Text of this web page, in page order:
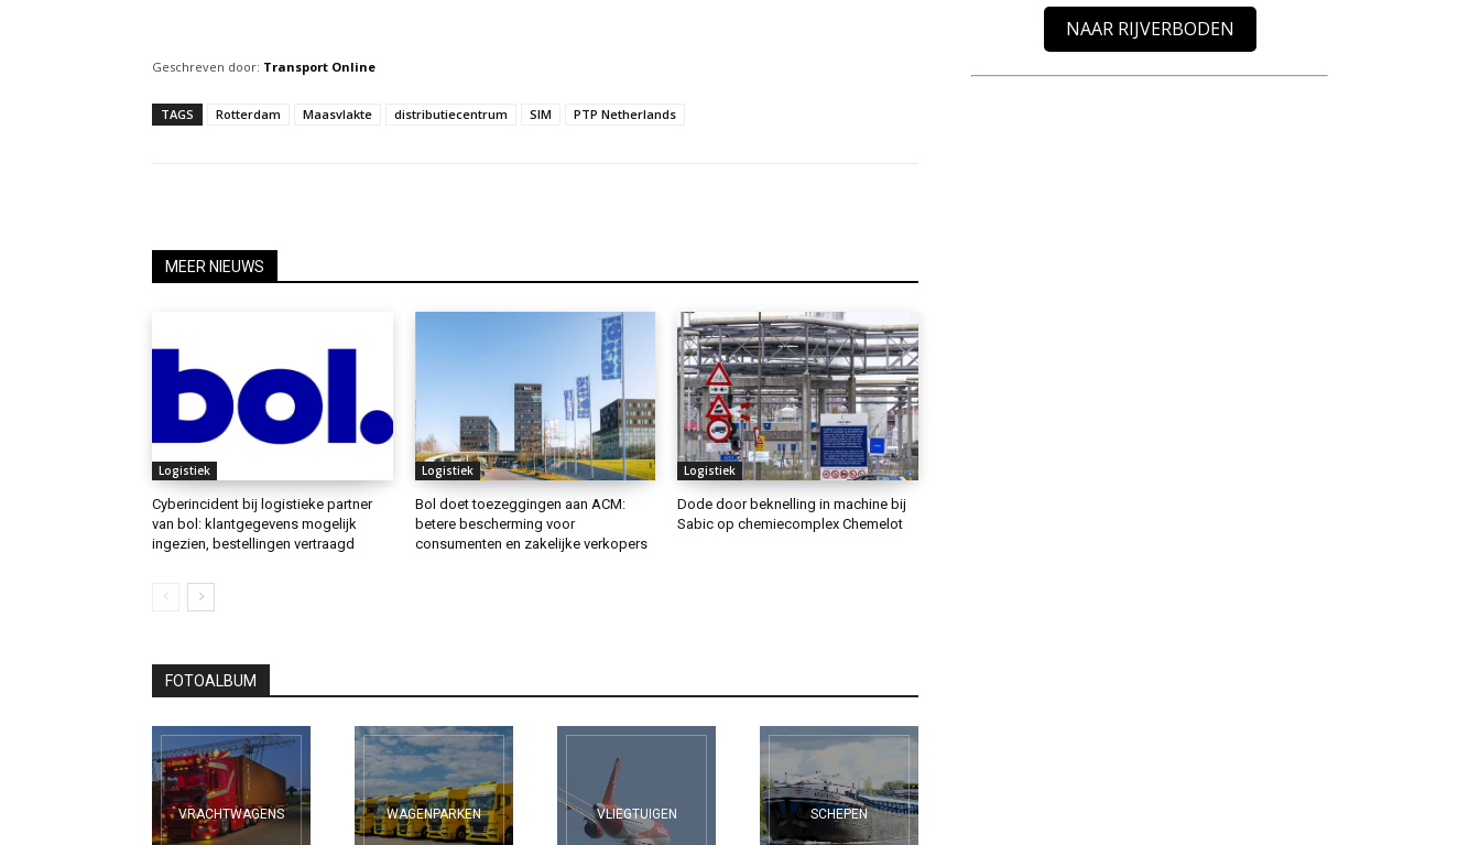
Geschreven door: Transport Online
TAGS Rotterdam Maasvlakte distributiecentrum SIM PTP Netherlands
MEER NIEUWS
Logistiek
Cyberincident bij logistieke partner
van bol: klantgegevens mogelijk
ingezien, bestellingen vertraagd
Logistiek
Bol doet toezeggingen aan ACM:
betere bescherming voor
consumenten en zakelijke verkopers
Logistiek
Dode door beknelling in machine bij
Sabic op chemiecomplex Chemelot
FOTOALBUM
VRACHTWAGENS WAGENPARKEN VLIEGTUIGEN SCHEPEN
NAAR RIJVERBODEN